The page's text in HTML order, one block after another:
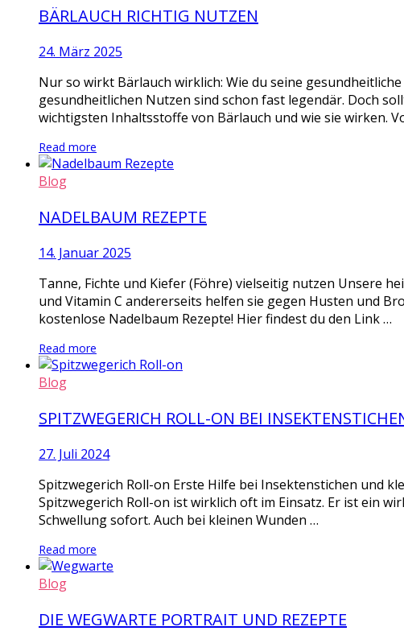
BÄRLAUCH RICHTIG NUTZEN
24. März 2025
Nur so wirkt Bärlauch wirklich: Wie du seine
gesundheitlichen Nutzen sind schon fast legendär. Doch
wichtigsten Inhaltsstoffe von Bärlauch und wie sie wirken.
Read more
Blog
NADELBAUM REZEPTE
14. Januar 2025
Tanne, Fichte und Kiefer (Föhre) vielseitig nutzen Unsere
und Vitamin C andererseits helfen sie gegen Husten und
kostenlose Nadelbaum Rezepte! Hier findest du den Link …
Read more
Blog
SPITZWEGERICH ROLL-ON BEI
27. Juli 2024
Spitzwegerich Roll-on Erste Hilfe bei Insektenstichen und
Spitzwegerich Roll-on ist wirklich oft im Einsatz. Er ist ein
Schwellung sofort. Auch bei kleinen Wunden …
Read more
Blog
DIE WEGWARTE PORTRAIT UND REZEPTE